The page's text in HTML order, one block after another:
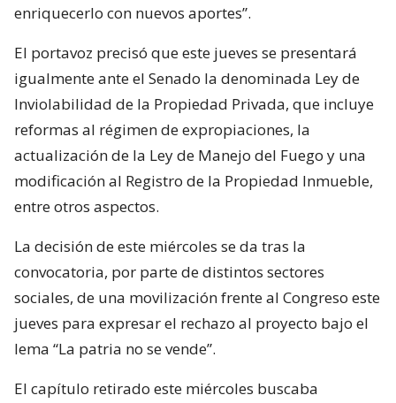
enriquecerlo con nuevos aportes”.
El portavoz precisó que este jueves se presentará
igualmente ante el Senado la denominada Ley de
Inviolabilidad de la Propiedad Privada, que incluye
reformas al régimen de expropiaciones, la
actualización de la Ley de Manejo del Fuego y una
modificación al Registro de la Propiedad Inmueble,
entre otros aspectos.
La decisión de este miércoles se da tras la
convocatoria, por parte de distintos sectores
sociales, de una movilización frente al Congreso este
jueves para expresar el rechazo al proyecto bajo el
lema “La patria no se vende”.
El capítulo retirado este miércoles buscaba